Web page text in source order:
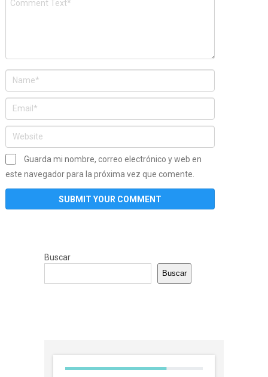
Guarda mi nombre, correo electrónico y web en
este navegador para la próxima vez que comente.
Buscar
Buscar